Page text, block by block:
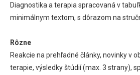
Diagnostika a terapia spracovaná v
minimálnym textom, s dôrazom na
Rôzne
Reakcie na prehľadné články, novinky v
terapie, výsledky štúdií (max. 3 strany),